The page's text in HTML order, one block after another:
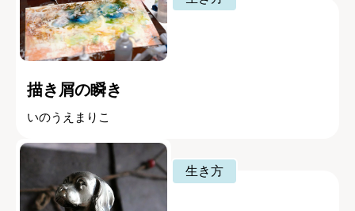
描き屑の瞬き
いのうえまりこ
生き方